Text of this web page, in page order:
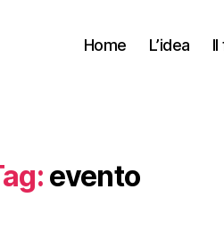
Home L’idea
evento